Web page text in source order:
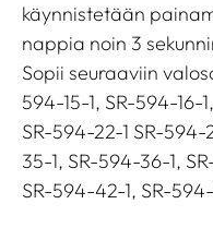
käynnistetään
nappia noin 3
Sopii seuraaviin
594-15-1, SR-594-16-
SR-594-22-1 SR-
35-1, SR-594-36-1,
SR-594-42-1, SR-